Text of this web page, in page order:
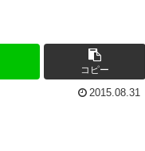
コピー
2015.08.31